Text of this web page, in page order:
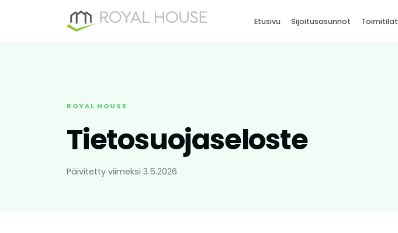
Etusivu Sijoitusasunnot Toimitilat
ROYAL HOUSE
Tietosuojaseloste
Päivitetty viimeksi 3.5.2026